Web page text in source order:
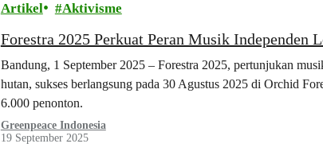
Artikel Aktivisme
Forestra 2025 Perkuat Peran Musik Independen
Bandung, 1 September 2025 – Forestra 2025, pertunjukan
hutan, sukses berlangsung pada 30 Agustus 2025 di Orchid
6.000 penonton.
Greenpeace Indonesia
19 September 2025